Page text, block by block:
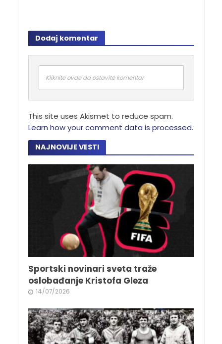
Dodaj komentar
Kliknite ovde da ostavite komentar
This site uses Akismet to reduce spam.
Learn how your comment data is processed.
NAJNOVIJE VESTI
Sportski novinari sveta traže
oslobađanje Kristofa Gleza
14/07/2026